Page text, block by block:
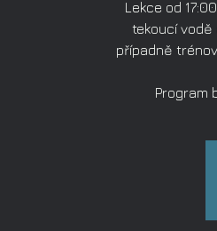
Lekce od
tekoucí vodě
případně
Program